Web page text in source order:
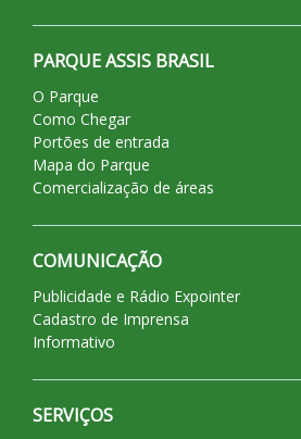
PARQUE ASSIS BRASIL
O Parque
Como Chegar
Portões de entrada
Mapa do Parque
Comercialização de áreas
COMUNICAÇÃO
Publicidade e Rádio Expointer
Cadastro de Imprensa
Informativo
SERVIÇOS